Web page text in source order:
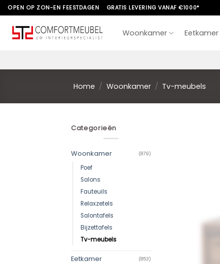
Skip
to
content
OPEN OP ZON-EN FEESTDAGEN GRATIS LEVERING VANAF €1000*
Woonkamer Eetkamer
Home / Woonkamer / Tv-meubels
Categorieën
Woonkamer (879)
Poef
Salons
Fauteuils
Relaxzetels
Salontafels
Bijzettafels
Tv-meubels
Eetkamer (853)